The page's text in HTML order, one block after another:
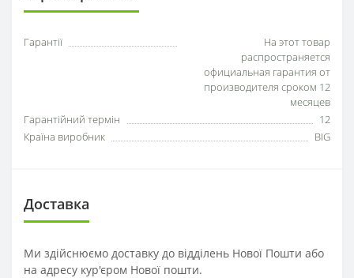
Гарантії
На этот товар
распространяется
официальная гарантия от
производителя сроком 12
месяцев
Гарантійний термін
12
Країна виробник
BIG
Доставка
Ми здійснюємо доставку до відділень Нової Пошти або
на адресу кур'єром Нової пошти.